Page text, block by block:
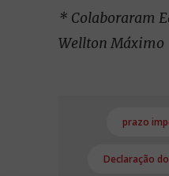
* Colaboraram
Wellton Máximo
prazo
Declaração